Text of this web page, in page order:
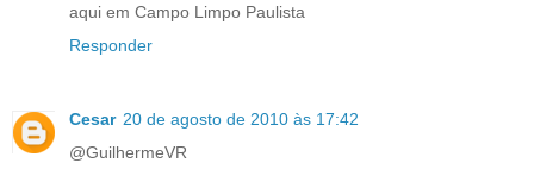
aqui em Campo Limpo Paulista
Responder
Cesar 20 de agosto de 2010 às 17:42
@GuilhermeVR